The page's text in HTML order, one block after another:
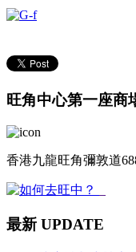
旺角中心第一座商
香港九龍旺角彌敦道
最新 UPDATE